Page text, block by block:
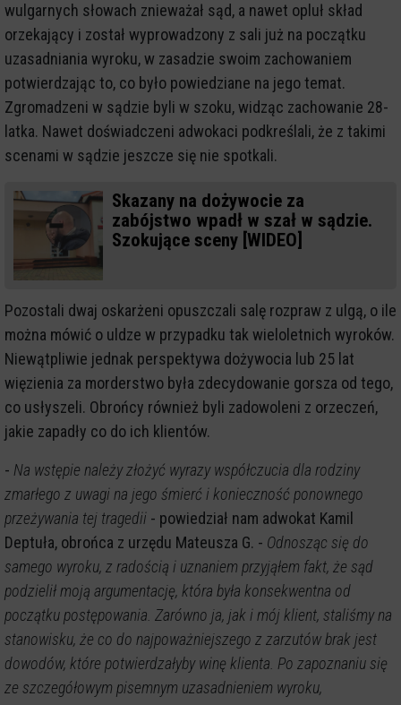
wulgarnych słowach znieważał sąd, a nawet opluł skład
orzekający i został wyprowadzony z sali już na początku
uzasadniania wyroku, w zasadzie swoim zachowaniem
potwierdzając to, co było powiedziane na jego temat.
Zgromadzeni w sądzie byli w szoku, widząc zachowanie 28-
latka. Nawet doświadczeni adwokaci podkreślali, że z takimi
scenami w sądzie jeszcze się nie spotkali.
Skazany na dożywocie za
zabójstwo wpadł w szał w sądzie.
Szokujące sceny [WIDEO]
Pozostali dwaj oskarżeni opuszczali salę rozpraw z ulgą, o ile
można mówić o uldze w przypadku tak wieloletnich wyroków.
Niewątpliwie jednak perspektywa dożywocia lub 25 lat
więzienia za morderstwo była zdecydowanie gorsza od tego,
co usłyszeli. Obrońcy również byli zadowoleni z orzeczeń,
jakie zapadły co do ich klientów.
- Na wstępie należy złożyć wyrazy współczucia dla rodziny
zmarłego z uwagi na jego śmierć i konieczność ponownego
przeżywania tej tragedii - powiedział nam adwokat Kamil
Deptuła, obrońca z urzędu Mateusza G. - Odnosząc się do
samego wyroku, z radością i uznaniem przyjąłem fakt, że sąd
podzielił moją argumentację, która była konsekwentna od
początku postępowania. Zarówno ja, jak i mój klient, staliśmy na
stanowisku, że co do najpoważniejszego z zarzutów brak jest
dowodów, które potwierdzałyby winę klienta. Po zapoznaniu się
ze szczegółowym pisemnym uzasadnieniem wyroku,